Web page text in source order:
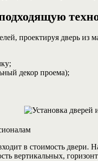
проектируя дверь из
декор проема);
в стоимость
вертикальных,